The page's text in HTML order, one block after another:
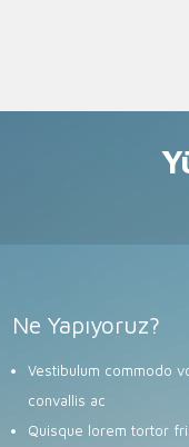
Ne Yapıyoruz?
Vestibulum commodo
convallis ac
Quisque lorem tortor